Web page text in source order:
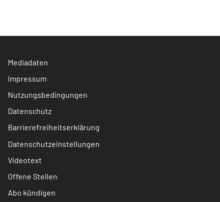
Mediadaten
Impressum
Nutzungsbedingungen
Datenschutz
Barrierefreiheitserklärung
Datenschutzeinstellungen
Videotext
Offene Stellen
Abo kündigen